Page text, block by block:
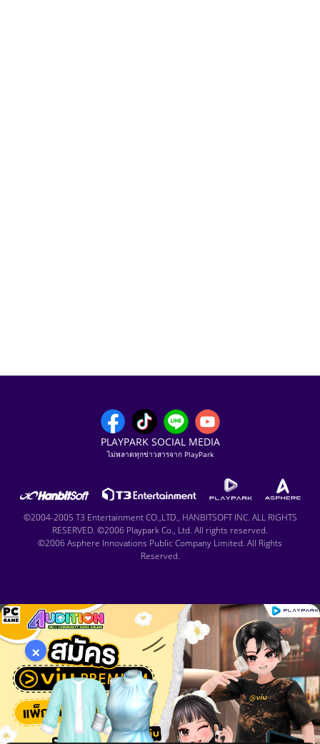
PLAYPARK SOCIAL MEDIA
ไม่พลาดทุกข่าวสารจาก PlayPark
©2004-2005 T3 Entertainment CO.,LTD., HANBITSOFT INC. ALL RIGHTS
RESERVED. ©2006 Playpark Co., Ltd. All rights reserved.
©2006 Asphere Innovations Public Company Limited. All Rights
Reserved.
×